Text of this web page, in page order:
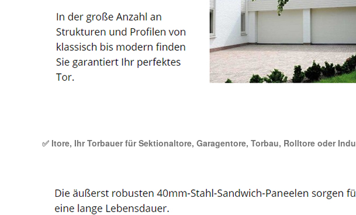
✅ Itore, Ihr Torbauer für Sektionaltore, Garagentore, Torbau, Rolltore oder